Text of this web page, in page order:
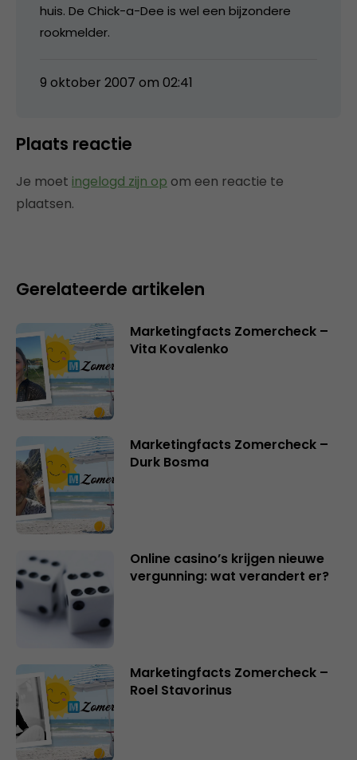
huis. De Chick-a-Dee is wel een bijzondere
rookmelder.
9 oktober 2007 om 02:41
Plaats reactie
Je moet ingelogd zijn op om een reactie te
plaatsen.
Gerelateerde artikelen
Marketingfacts Zomercheck –
Vita Kovalenko
Marketingfacts Zomercheck –
Durk Bosma
Online casino’s krijgen nieuwe
vergunning: wat verandert er?
Marketingfacts Zomercheck –
Roel Stavorinus